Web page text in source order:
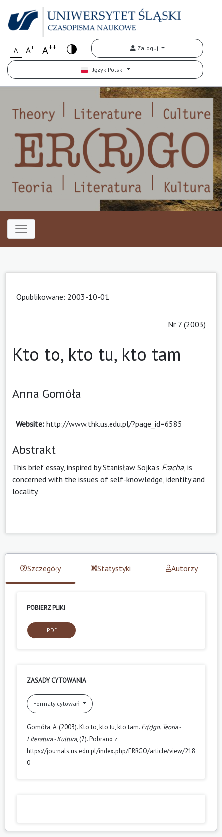
A A+ A++ Zaloguj
Język Polski
Opublikowane: 2003-10-01
Nr 7 (2003)
Kto to, kto tu, kto tam
Anna Gomóła
Website: http://www.thk.us.edu.pl/?page_id=6585
Abstrakt
This brief essay, inspired by Stanisław Sojka's Fracha, is
concerned with the issues of self-knowledge, identity and
locality.
Szczegóły Statystyki Autorzy
POBIERZ PLIKI
PDF
ZASADY CYTOWANIA
Formaty cytowań
Gomóła, A. (2003). Kto to, kto tu, kto tam. Er(r)go. Teoria -
Literatura - Kultura, (7). Pobrano z
https://journals.us.edu.pl/index.php/ERRGO/article/view/218
0